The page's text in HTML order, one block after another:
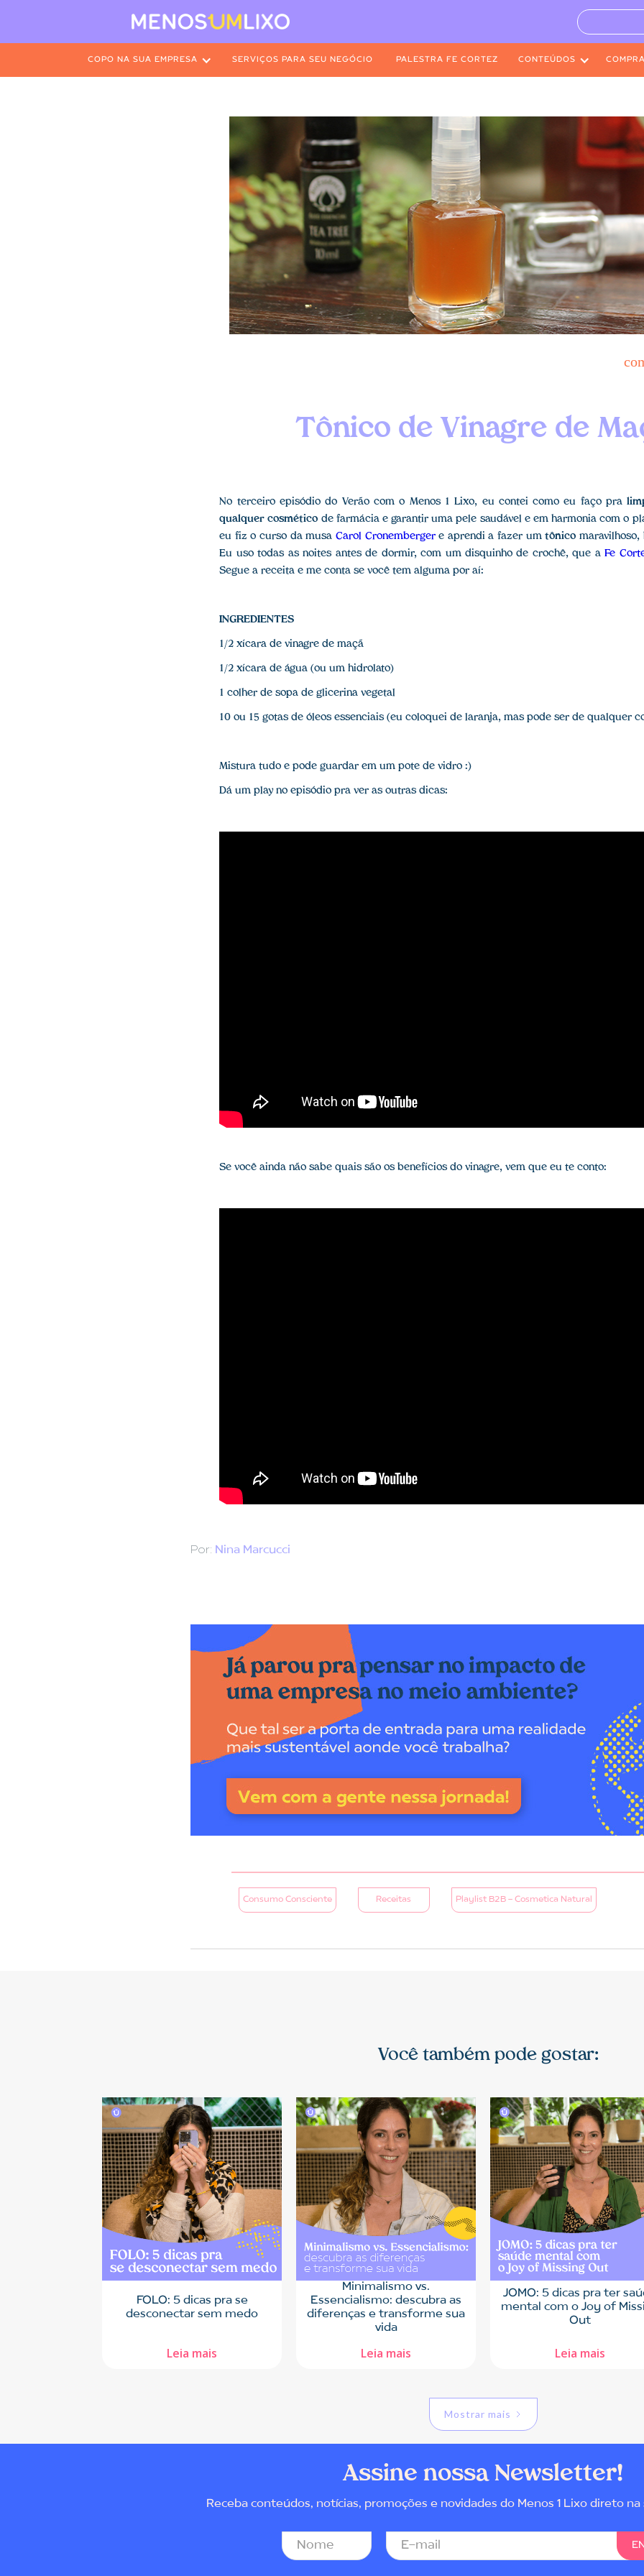
COPO NA SUA EMPRESA SERVIÇOS PARA SEU NEGÓCIO PALESTRA FE CORTEZ CONTEÚDOS
Tônico de Vinagre de
No terceiro episódio do Verão com o Menos 1 Lixo, eu contei como eu faço pra
qualquer cosmético de farmácia e garantir uma pele saudável e em harmonia com o
eu fiz o curso da musa Carol Cronembergere aprendi a fazer umtônico maravilhoso,
Eu uso todas as noites antes de dormir, com um disquinho de crochê, que aFe
Segue a receita e me conta se você tem alguma por aí:
INGREDIENTES
1/2 xícara de vinagre de maçã
1/2 xícara de água (ou um hidrolato)
1 colher de sopa de glicerina vegetal
10 ou 15 gotas de óleos essenciais (eu coloquei de laranja, mas pode ser de qualquer
Mistura tudo e pode guardar em um pote de vidro :)
Dá um play no episódio pra ver as outras dicas:
Se você ainda não sabe quais são os benefícios do vinagre, vem que eu te conto:
Nina Marcucci
Por:
Consumo Consciente Receitas Playlist B2B - Cosmetica Natural
Você também pode gostar:
FOLO: 5 dicas pra se
desconectar sem medo
Leia mais
Minimalismo vs.
Essencialismo: descubra as
diferenças e transforme sua
vida
Leia mais
JOMO: 5 dicas pra ter
mental com o Joy of
Out
Leia mais
Mostrar mais
Assine nossa Newsletter!
Receba conteúdos, notícias, promoções e novidades do Menos 1 Lixo direto na